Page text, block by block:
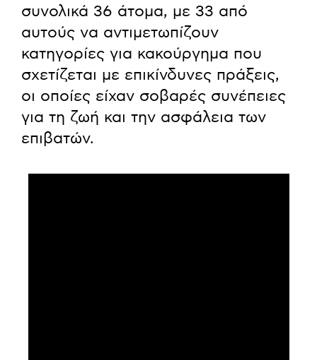
συνολικά 36 άτομα, με 33 από
αυτούς να αντιμετωπίζουν
κατηγορίες για κακούργημα που
σχετίζεται με επικίνδυνες πράξεις,
οι οποίες είχαν σοβαρές συνέπειες
για τη ζωή και την ασφάλεια των
επιβατών.